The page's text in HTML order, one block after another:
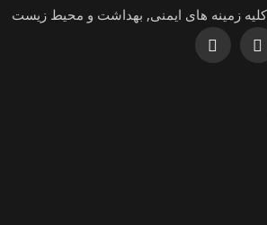
زمینه های ایمنی, بهداشت و محیط زیست